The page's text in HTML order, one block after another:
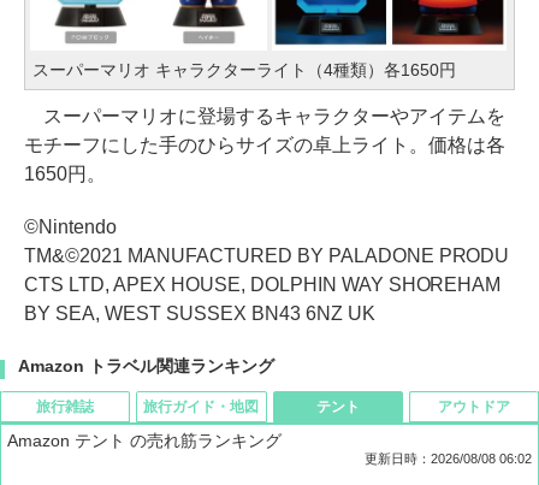
スーパーマリオ キャラクターライト（4種類）各1650円
スーパーマリオに登場するキャラクターやアイテムを
モチーフにした手のひらサイズの卓上ライト。価格は各
1650円。
©Nintendo
TM&©2021 MANUFACTURED BY PALADONE PRODU
CTS LTD, APEX HOUSE, DOLPHIN WAY SHOREHAM
BY SEA, WEST SUSSEX BN43 6NZ UK
Amazon トラベル関連ランキング
旅行雑誌 旅行ガイド・地図 テント
Amazon テント の売れ筋ランキング
更新日時：2026/08/08 06:02
アウトドア